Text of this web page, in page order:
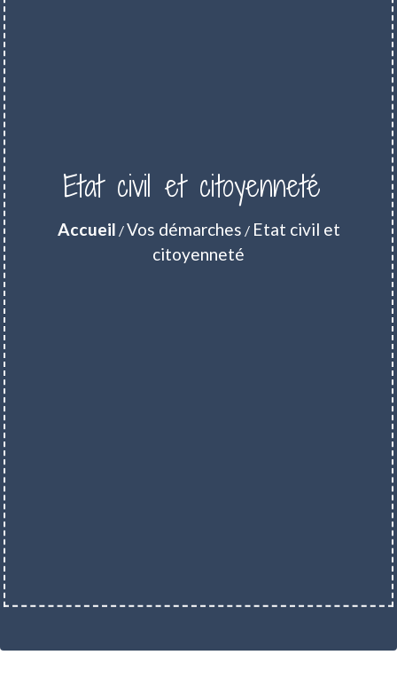
Etat civil et citoyenneté
Accueil /Vos démarches / Etat civil et
citoyenneté